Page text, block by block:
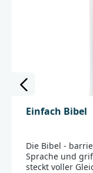
Einfach Bibel
Die Bibel -
Sprache und
steckt voller